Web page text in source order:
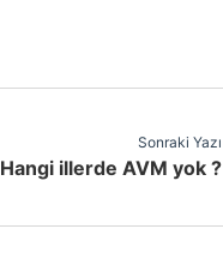
Sonraki Yazı
Hangi illerde AVM yok ?